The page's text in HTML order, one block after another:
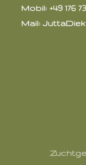
Mobil: +49 176
Mail: